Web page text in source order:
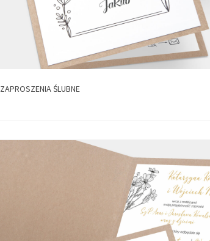
ZAPROSZENIA ŚLUBNE